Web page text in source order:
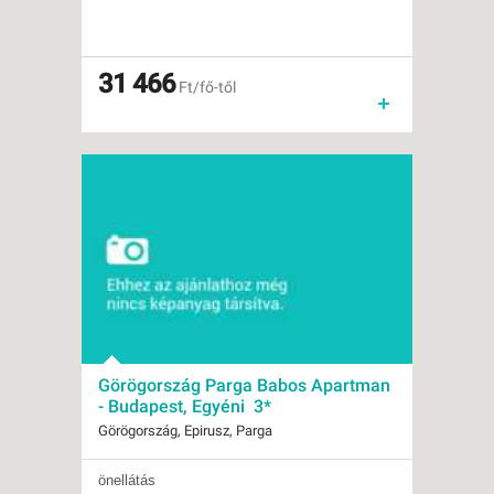
Típus:
Tengerparti üdülés
Besorolás:
3*
Szállás:
Apartman
31 466Ft/fő-től
Görögország Parga Babos Apartman
- Budapest, Egyéni 3*
Görögország, Epirusz, Parga
Indulások:
önellátás